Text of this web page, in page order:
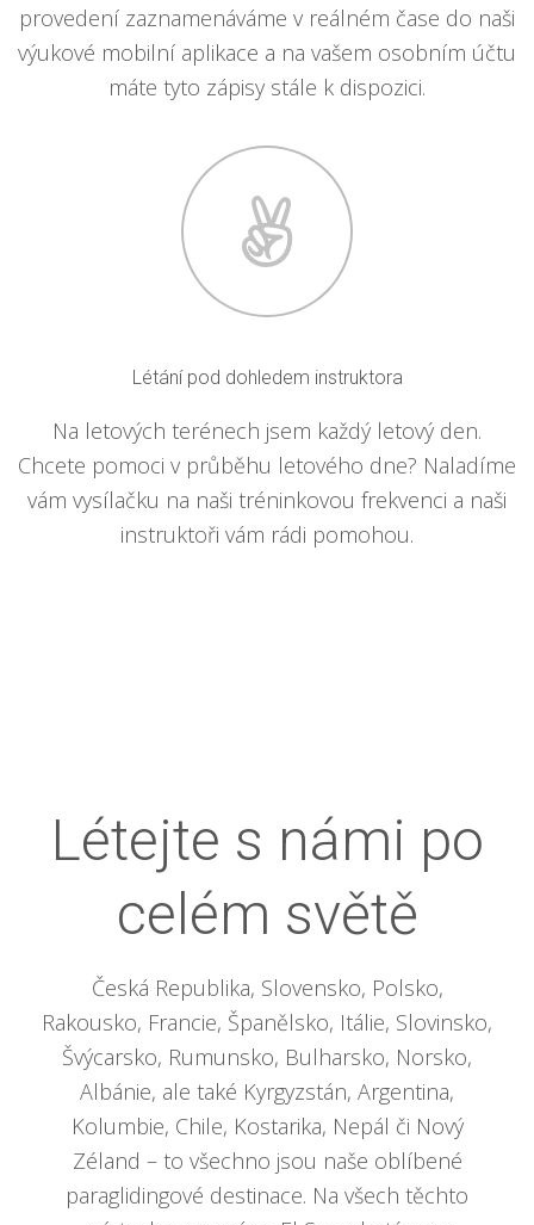
provedení zaznamenáváme v reálném čase do naši
výukové mobilní aplikace a na vašem osobním účtu
máte tyto zápisy stále k dispozici.
Létání pod dohledem instruktora
Na letových terénech jsem každý letový den.
Chcete pomoci v průběhu letového dne? Naladíme
vám vysílačku na naši tréninkovou frekvenci a naši
instruktoři vám rádi pomohou.
Létejte s námi po
celém světě
Česká Republika, Slovensko, Polsko,
Rakousko, Francie, Španělsko, Itálie, Slovinsko,
Švýcarsko, Rumunsko, Bulharsko, Norsko,
Albánie, ale také Kyrgyzstán, Argentina,
Kolumbie, Chile, Kostarika, Nepál či Nový
Zéland – to všechno jsou naše oblíbené
paraglidingové destinace. Na všech těchto